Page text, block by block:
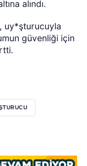
alındı.
uy*şturucuyla
güvenliği için